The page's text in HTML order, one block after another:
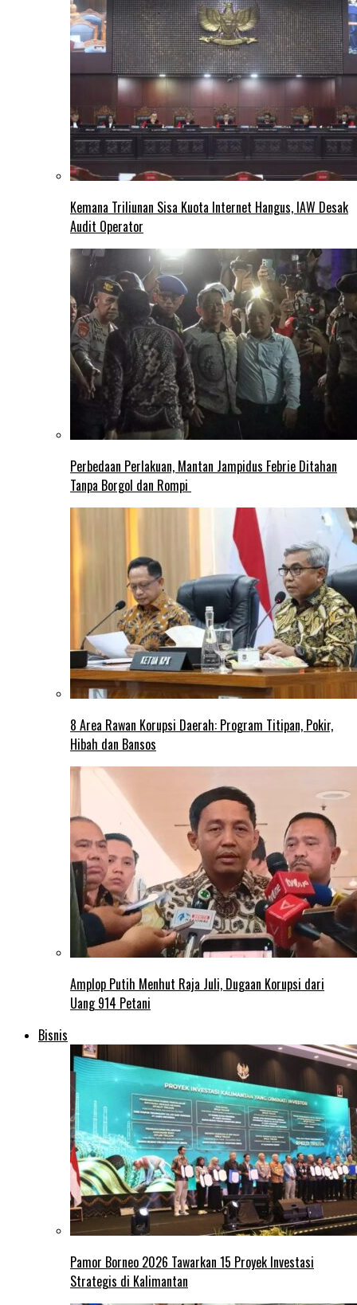
Kemana Triliunan Sisa Kuota Internet Hangus, IAW Desak
Audit Operator
Perbedaan Perlakuan, Mantan Jampidus Febrie Ditahan
Tanpa Borgol dan Rompi
8 Area Rawan Korupsi Daerah: Program Titipan, Pokir,
Hibah dan Bansos
Amplop Putih Menhut Raja Juli, Dugaan Korupsi dari
Uang 914 Petani
Bisnis
Pamor Borneo 2026 Tawarkan 15 Proyek Investasi
Strategis di Kalimantan